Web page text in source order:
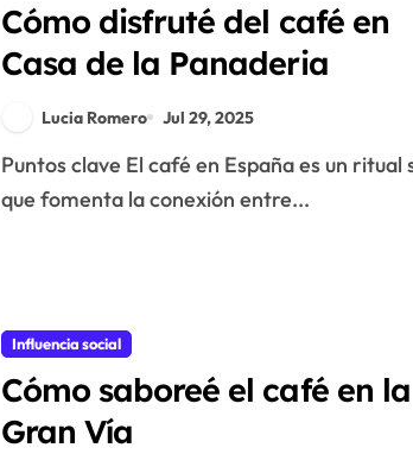
Cómo disfruté del café en
Casa de la Panaderia
Lucia Romero Jul 29, 2025
Puntos clave El café en España es un ritual social
que fomenta la conexión entre...
Influencia social
Cómo saboreé el café en la
Gran Vía